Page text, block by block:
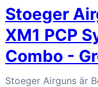
Stoeger
XM1 PCP
Combo -
Stoeger Airguns är